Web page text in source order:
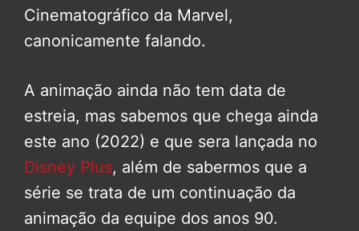
Cinematográfico da Marvel,
canonicamente falando.
A animação ainda não tem data de
estreia, mas sabemos que chega ainda
este ano (2022) e que sera lançada no
Disney Plus, além de sabermos que a
série se trata de um continuação da
animação da equipe dos anos 90.